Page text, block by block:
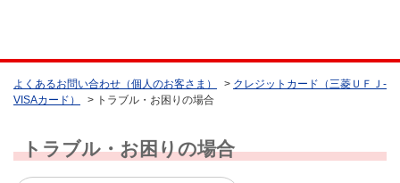
よくあるお問い合わせ（個人のお客さま） > クレジットカード（三菱ＵＦＪ-
VISAカード）
> トラブル・お困りの場合
トラブル・お困りの場合